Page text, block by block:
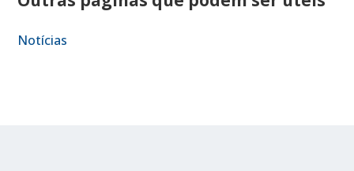
Notícias